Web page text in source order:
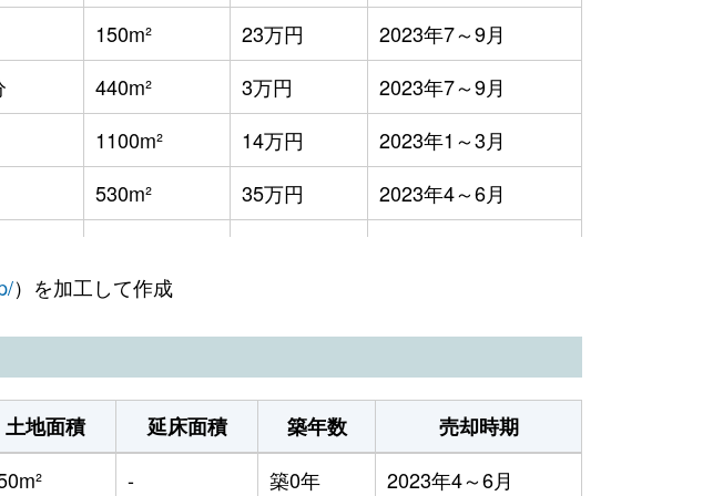
150m² 23万円
2023年7～9月
440m² 3万円
2023年7～9月
1100m² 14万円
2023年1～3月
530m² 35万円
2023年4～6月
165m²
230m² 18万円
2023年1～3月
590m² 11万円
2023年1～3月
）を加工して作成
土地面積 延床面積 築年数
売却時期
- 築0年
2023年4～6月